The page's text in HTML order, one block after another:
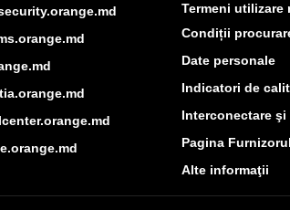
Termeni utilizare
Condiții
Date personale
Indicatori de
Interconectare şi
Pagina
Alte informaţii